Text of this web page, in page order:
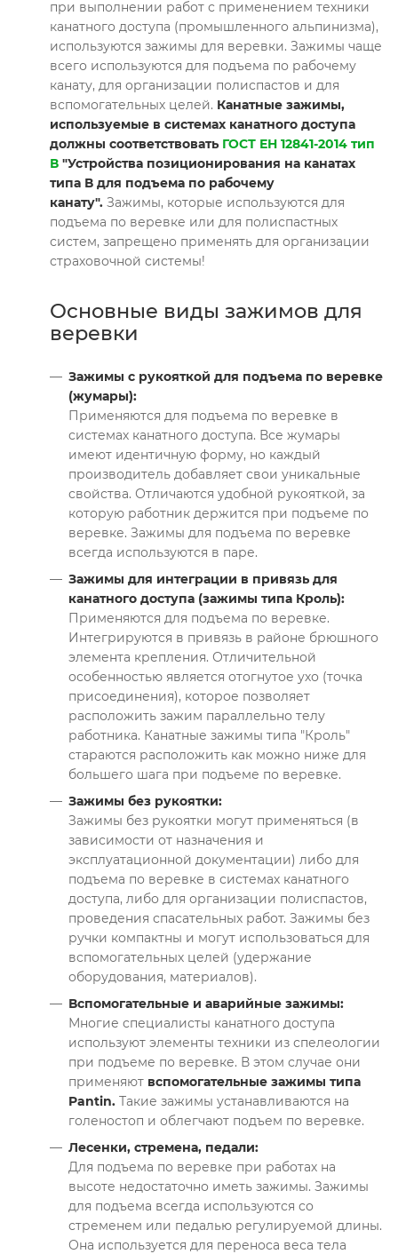
при выполнении работ с применением техники
канатного доступа (промышленного альпинизма),
используются зажимы для веревки. Зажимы чаще
всего используются для подъема по рабочему
канату, для организации полиспастов и для
вспомогательных целей. Канатные зажимы,
используемые в системах канатного доступа
должны соответствовать ГОСТ ЕН 12841-2014 тип
В "Устройства позиционирования на канатах
типа В для подъема по рабочему
канату". Зажимы, которые используются для
подъема по веревке или для полиспастных
систем, запрещено применять для организации
страховочной системы!
Основные виды зажимов для
веревки
Зажимы с рукояткой для подъема по веревке
(жумары):
Применяются для подъема по веревке в
системах канатного доступа. Все жумары
имеют идентичную форму, но каждый
производитель добавляет свои уникальные
свойства. Отличаются удобной рукояткой, за
которую работник держится при подъеме по
веревке. Зажимы для подъема по веревке
всегда используются в паре.
Зажимы для интеграции в привязь для
канатного доступа (зажимы типа Кроль):
Применяются для подъема по веревке.
Интегрируются в привязь в районе брюшного
элемента крепления. Отличительной
особенностью является отогнутое ухо (точка
присоединения), которое позволяет
расположить зажим параллельно телу
работника. Канатные зажимы типа "Кроль"
стараются расположить как можно ниже для
большего шага при подъеме по веревке.
Зажимы без рукоятки:
Зажимы без рукоятки могут применяться (в
зависимости от назначения и
эксплуатационной документации) либо для
подъема по веревке в системах канатного
доступа, либо для организации полиспастов,
проведения спасательных работ. Зажимы без
ручки компактны и могут использоваться для
вспомогательных целей (удержание
оборудования, материалов).
Вспомогательные и аварийные зажимы:
Многие специалисты канатного доступа
используют элементы техники из спелеологии
при подъеме по веревке. В этом случае они
применяют вспомогательные зажимы типа
Pantin. Такие зажимы устанавливаются на
голеностоп и облегчают подъем по веревке.
Лесенки, стремена, педали:
Для подъема по веревке при работах на
высоте недостаточно иметь зажимы. Зажимы
для подъема всегда используются со
стременем или педалью регулируемой длины.
Она используется для переноса веса тела